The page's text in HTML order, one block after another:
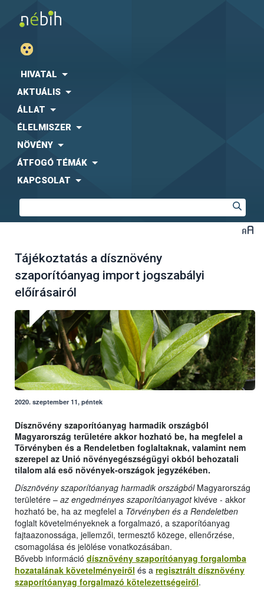
HIVATAL
AKTUÁLIS
ÁLLAT
ÉLELMISZER
NÖVÉNY
ÁTFOGÓ TÉMÁK
KAPCSOLAT
Tájékoztatás a dísznövény
szaporítóanyag import jogszabályi
előírásairól
2020. szeptember 11, péntek
Dísznövény szaporítóanyag harmadik országból
Magyarország területére akkor hozható be, ha megfelel a
Törvényben és a Rendeletben foglaltaknak, valamint nem
szerepel az Unió növényegészségügyi okból behozatali
tilalom alá eső növények-országok jegyzékében.
Dísznövény szaporítóanyag harmadik országból Magyarország
területére – az engedményes szaporítóanyagotkivéve - akkor
hozható be, ha az megfelel a Törvényben és a Rendeletben
foglalt követelményeknek a forgalmazó, a szaporítóanyag
fajtaazonossága, jellemzői, termesztő közege, ellenőrzése,
csomagolása és jelölése vonatkozásában.
Bővebb információ dísznövény szaporítóanyag forgalomba
hozatalának követelményeiről és a regisztrált dísznövény
szaporítóanyag forgalmazó kötelezettségeiről.